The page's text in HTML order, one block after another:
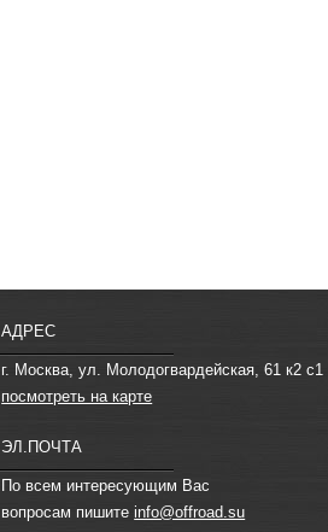
АДРЕС
г. Москва, ул. Молодогвардейская, 61 к2 с1
посмотреть на карте
ЭЛ.ПОЧТА
По всем интересующим Вас
вопросам пишитеinfo@offroad.su